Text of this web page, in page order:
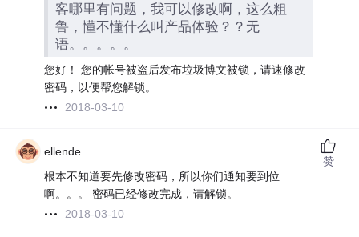
客哪里有问题，我可以修改啊，这么粗
鲁，懂不懂什么叫产品体验？？无
语。。。。。
您好！ 您的帐号被盗后发布垃圾博文被锁，请速修改
密码，以便帮您解锁。
2018-03-10
ellende
根本不知道要先修改密码，所以你们通知要到位
啊。。。 密码已经修改完成，请解锁。
2018-03-10
赞